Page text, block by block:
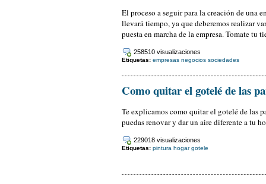
El proceso a seguir para la creación de una
llevará tiempo, ya que deberemos realizar
puesta en marcha de la empresa. Tomate tu
258510 visualizaciones
Etiquetas: empresas negocios sociedades
Como quitar el gotelé de las
Te explicamos como quitar el gotelé de las
puedas renovar y dar un aire diferente a tu
229018 visualizaciones
Etiquetas: pintura hogar gotele